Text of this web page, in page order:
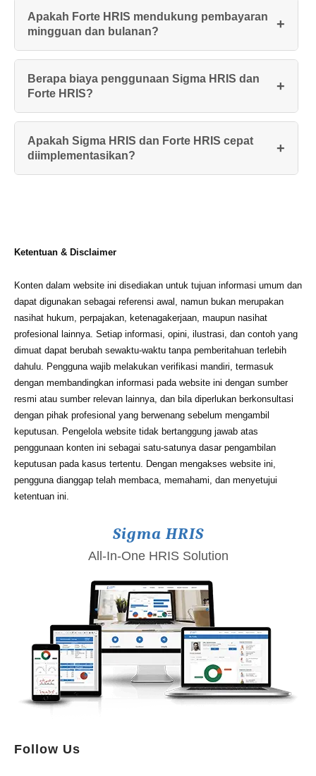
Apakah Forte HRIS mendukung pembayaran
mingguan dan bulanan?
Berapa biaya penggunaan Sigma HRIS dan
Forte HRIS?
Apakah Sigma HRIS dan Forte HRIS cepat
diimplementasikan?
Ketentuan & Disclaimer
Konten dalam website ini disediakan untuk tujuan informasi umum dan
dapat digunakan sebagai referensi awal, namun bukan merupakan
nasihat hukum, perpajakan, ketenagakerjaan, maupun nasihat
profesional lainnya. Setiap informasi, opini, ilustrasi, dan contoh yang
dimuat dapat berubah sewaktu-waktu tanpa pemberitahuan terlebih
dahulu. Pengguna wajib melakukan verifikasi mandiri, termasuk
dengan membandingkan informasi pada website ini dengan sumber
resmi atau sumber relevan lainnya, dan bila diperlukan berkonsultasi
dengan pihak profesional yang berwenang sebelum mengambil
keputusan. Pengelola website tidak bertanggung jawab atas
penggunaan konten ini sebagai satu-satunya dasar pengambilan
keputusan pada kasus tertentu. Dengan mengakses website ini,
pengguna dianggap telah membaca, memahami, dan menyetujui
ketentuan ini.
Sigma HRIS
All-In-One HRIS Solution
Follow Us